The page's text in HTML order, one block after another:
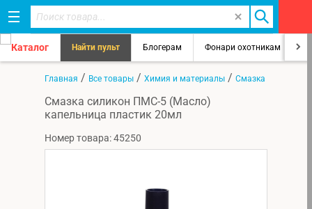
Каталог Найти пульт Блогерам Фонари охотникам
Главная / Все товары / Химия и материалы / Смазка
Смазка силикон ПМС-5 (Масло)
капельница пластик 20мл
Номер товара: 45250